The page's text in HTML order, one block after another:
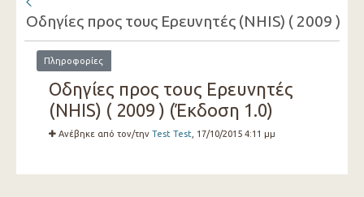
Οδηγίες προς τους Ερευνητές (NHIS) ( 2009 )
Πληροφορίες
Οδηγίες προς τους Ερευνητές
(NHIS) ( 2009 ) (Έκδοση 1.0)
Ανέβηκε από τον/την Test Test , 17/10/2015 4:11 μμ